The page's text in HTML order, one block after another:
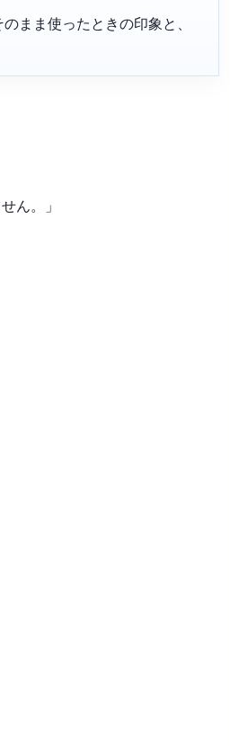
まま使ったときの印象と、
ん。」